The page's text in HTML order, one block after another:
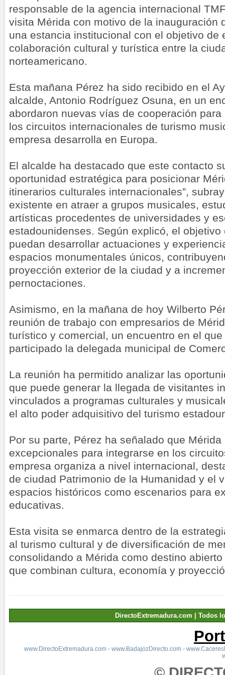
responsable de la agencia internacional
visita Mérida con motivo de la inauguración
una estancia institucional con el objetivo de
colaboración cultural y turística entre la
norteamericano.
Esta mañana Pérez ha sido recibido en el
alcalde, Antonio Rodríguez Osuna, en un
abordaron nuevas vías de cooperación
los circuitos internacionales de turismo
empresa desarrolla en Europa.
El alcalde ha destacado que este contacto
oportunidad estratégica para posicionar
itinerarios culturales internacionales”,
existente en atraer a grupos musicales,
artísticas procedentes de universidades y
estadounidenses. Según explicó, el
puedan desarrollar actuaciones y
espacios monumentales únicos,
proyección exterior de la ciudad y a
pernoctaciones.
Asimismo, en la mañana de hoy Wilberto
reunión de trabajo con empresarios de
turístico y comercial, un encuentro en el
participado la delegada municipal de
La reunión ha permitido analizar las
que puede generar la llegada de visitantes
vinculados a programas culturales y
el alto poder adquisitivo del turismo
Por su parte, Pérez ha señalado que
excepcionales para integrarse en los
empresa organiza a nivel internacional,
de ciudad Patrimonio de la Humanidad y el
espacios históricos como escenarios para
educativas.
Esta visita se enmarca dentro de la
al turismo cultural y de diversificación de
consolidando a Mérida como destino
que combinan cultura, economía y
DirectoExtremadura.com | Todos
www.DirectoExtremadura.com- www.BadajozDirecto.com-